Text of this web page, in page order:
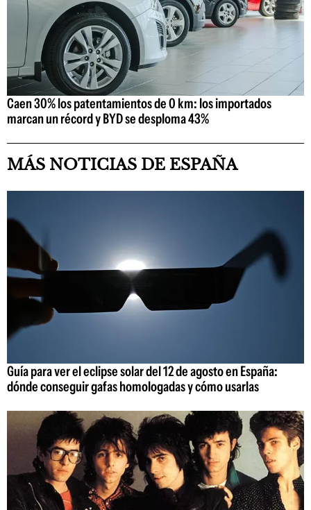
Caen 30% los patentamientos de 0 km: los importados
marcan un récord y BYD se desploma 43%
MÁS NOTICIAS DE ESPAÑA
Guía para ver el eclipse solar del 12 de agosto en España:
dónde conseguir gafas homologadas y cómo usarlas